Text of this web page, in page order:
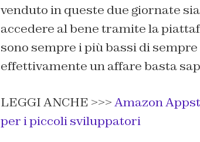
venduto in queste due giornate
accedere al bene tramite la
sono sempre i più bassi di
effettivamente un affare basta
LEGGI ANCHE >>>Amazon
per i piccoli sviluppatori